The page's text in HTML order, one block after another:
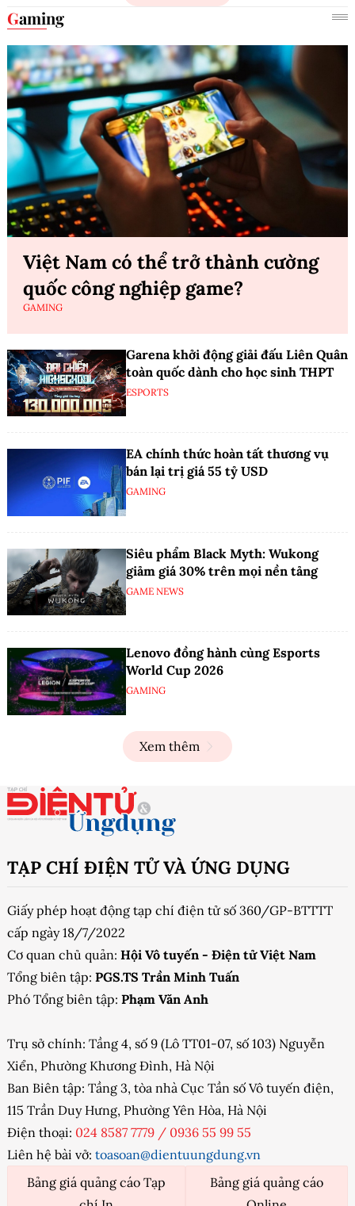
Gaming
Việt Nam có thể trở thành cường
quốc công nghiệp game?
GAMING
Garena khởi động giải đấu Liên Quân
toàn quốc dành cho học sinh THPT
ESPORTS
EA chính thức hoàn tất thương vụ
bán lại trị giá 55 tỷ USD
GAMING
Siêu phẩm Black Myth: Wukong
giảm giá 30% trên mọi nền tảng
GAME NEWS
Lenovo đồng hành cùng Esports
World Cup 2026
GAMING
Xem thêm
TẠP CHÍ ĐIỆN TỬ VÀ ỨNG DỤNG
Giấy phép hoạt động tạp chí điện tử số 360/GP-BTTTT
cấp ngày 18/7/2022
Cơ quan chủ quản: Hội Vô tuyến - Điện tử Việt Nam
Tổng biên tập: PGS.TS Trần Minh Tuấn
Phó Tổng biên tập: Phạm Văn Anh
Trụ sở chính: Tầng 4, số 9 (Lô TT01-07, số 103) Nguyễn
Xiển, Phường Khương Đình, Hà Nội
Ban Biên tập: Tầng 3, tòa nhà Cục Tần số Vô tuyến điện,
115 Trần Duy Hưng, Phường Yên Hòa, Hà Nội
Điện thoại: 024 8587 7779 / 0936 55 99 55
Liên hệ bài vở: toasoan@dientuungdung.vn
Bảng giá quảng cáo Tạp
Bảng giá quảng cáo